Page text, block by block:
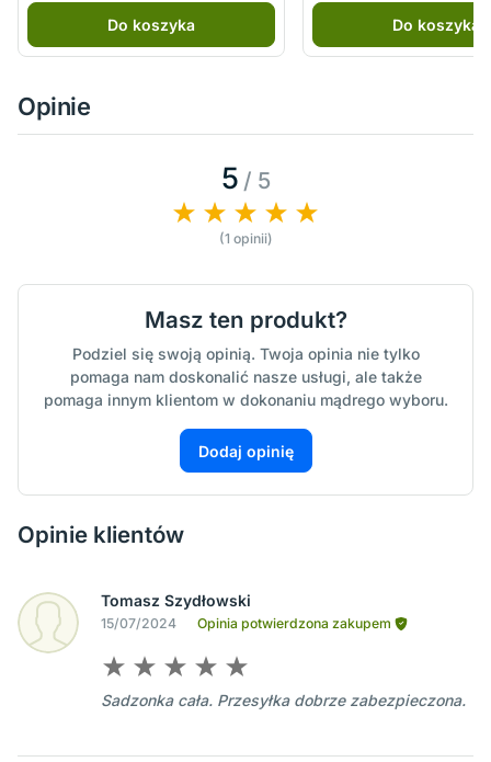
Do koszyka Do koszyka
Opinie
5 / 5
(1 opinii)
Masz ten produkt?
Podziel się swoją opinią. Twoja opinia nie tylko
pomaga nam doskonalić nasze usługi, ale także
pomaga innym klientom w dokonaniu mądrego wyboru.
Dodaj opinię
Opinie klientów
Tomasz Szydłowski
15/07/2024 Opinia potwierdzona zakupem
Sadzonka cała. Przesyłka dobrze zabezpieczona.